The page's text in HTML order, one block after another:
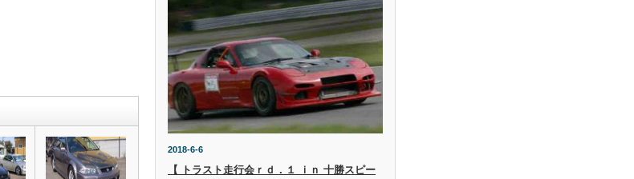
2018-6-6
【 トラスト走行会ｒｄ．１ ｉｎ 十勝スピー